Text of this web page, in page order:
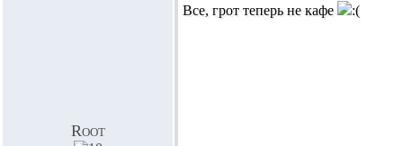
Root
Все, грот теперь не кафе